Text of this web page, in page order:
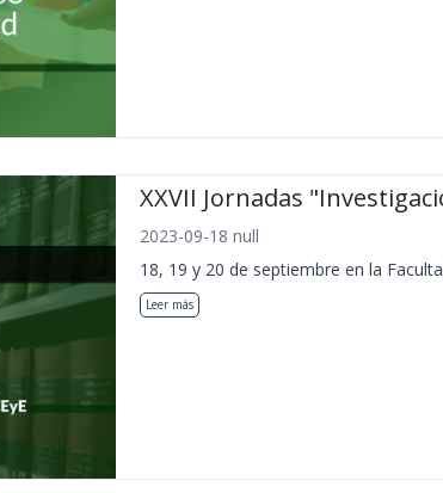
XXVII Jornadas
2023-09-18 null
18, 19 y 20 de septiembre en la
Leer más